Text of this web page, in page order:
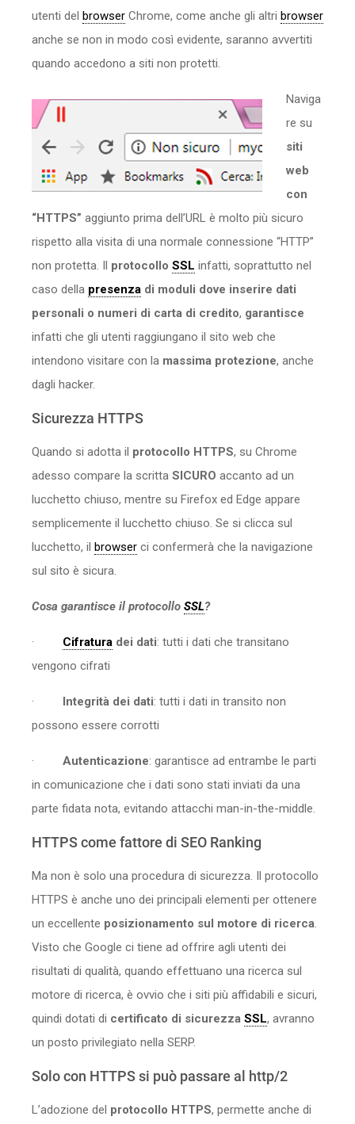
utenti del browser Chrome, come anche gli altri browser
anche se non in modo così evidente, saranno avvertiti
quando accedono a siti non protetti.
Naviga
re su
siti
web
con
“HTTPS” aggiunto prima dell’URL è molto più sicuro
rispetto alla visita di una normale connessione “HTTP”
non protetta. Il protocollo SSL infatti, soprattutto nel
caso della presenza di moduli dove inserire dati
personali o numeri di carta di credito, garantisce
infatti che gli utenti raggiungano il sito web che
intendono visitare con la massima protezione, anche
dagli hacker.
Sicurezza HTTPS
Quando si adotta il protocollo HTTPS, su Chrome
adesso compare la scritta SICURO accanto ad un
lucchetto chiuso, mentre su Firefox ed Edge appare
semplicemente il lucchetto chiuso. Se si clicca sul
lucchetto, il browser ci confermerà che la navigazione
sul sito è sicura.
Cosa garantisce il protocollo SSL?
· Cifratura dei dati: tutti i dati che transitano
vengono cifrati
· Integrità dei dati: tutti i dati in transito non
possono essere corrotti
· Autenticazione: garantisce ad entrambe le parti
in comunicazione che i dati sono stati inviati da una
parte fidata nota, evitando attacchi man-in-the-middle.
HTTPS come fattore di SEO Ranking
Ma non è solo una procedura di sicurezza. Il protocollo
HTTPS è anche uno dei principali elementi per ottenere
un eccellente posizionamento sul motore di ricerca.
Visto che Google ci tiene ad offrire agli utenti dei
risultati di qualità, quando effettuano una ricerca sul
motore di ricerca, è ovvio che i siti più affidabili e sicuri,
quindi dotati di certificato di sicurezza SSL, avranno
un posto privilegiato nella SERP.
Solo con HTTPS si può passare al http/2
L’adozione del protocollo HTTPS, permette anche di